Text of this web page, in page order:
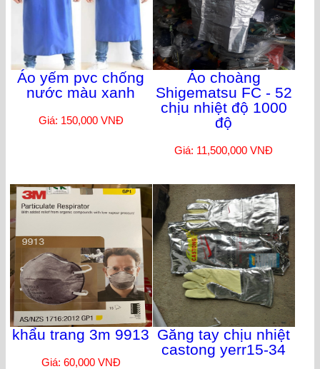
Áo yếm pvc chống
nước màu xanh
Giá: 150,000 VNĐ
Áo choàng
Shigematsu FC - 52
chịu nhiệt độ 1000
độ
Giá: 11,500,000 VNĐ
khẩu trang 3m 9913
Giá: 60,000 VNĐ
Găng tay chịu nhiệt
castong yerr15-34